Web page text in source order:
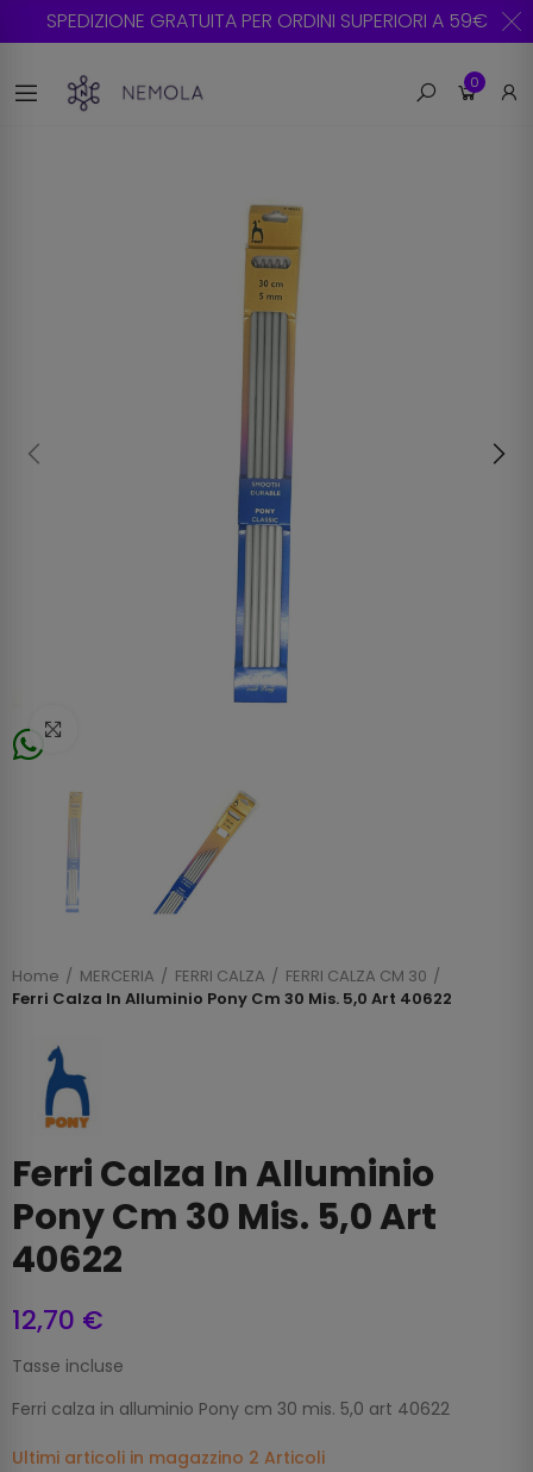
SPEDIZIONE GRATUITA PER ORDINI SUPERIORI A 59€
0
Home MERCERIA FERRI CALZA
FERRI CALZA CM 30
Ferri Calza In Alluminio Pony Cm 30 Mis. 5,0 Art 40622
Ferri Calza In Alluminio
Pony Cm 30 Mis. 5,0 Art
40622
12,70 €
Tasse incluse
Ferri calza in alluminio Pony cm 30 mis. 5,0 art 40622
Ultimi articoli in magazzino 2 Articoli